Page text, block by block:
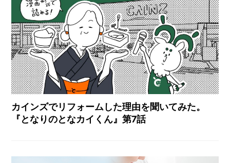
カインズでリフォームした理由を聞いてみた。
『となりのとなカイくん』第7話